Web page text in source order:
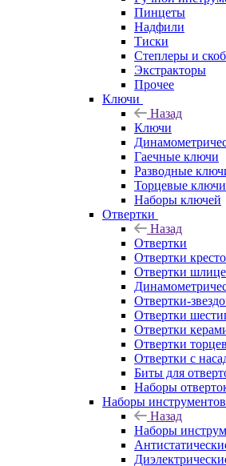
Пинцеты
Надфили
Тиски
Степлеры и
Экстракторы
Прочее
Ключи
Назад
Ключи
Гаечные ключи
Разводные
Торцевые
Наборы ключей
Отвертки
Назад
Отвертки
Отвертки
Отвертки
Отвертки-
Отвертки
Отвертки
Отвертки
Отвертки с
Биты для
Наборы
Наборы инструментов
Назад
Наборы